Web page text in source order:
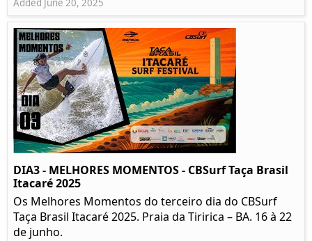
Added June 20, 2025
DIA3 - MELHORES MOMENTOS - CBSurf Taça Brasil
Itacaré 2025
Os Melhores Momentos do terceiro dia do CBSurf
Taça Brasil Itacaré 2025. Praia da Tiririca – BA. 16 à 22
de junho.